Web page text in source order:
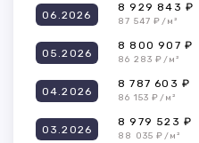
06.2026
8 929 843 ₽
87 547 ₽/м²
05.2026
8 800 907 ₽
86 283 ₽/м²
04.2026
8 787 603 ₽
86 153 ₽/м²
03.2026
8 979 523 ₽
88 035 ₽/м²